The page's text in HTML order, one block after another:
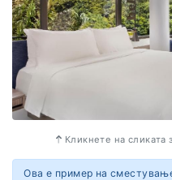
Во цената на излетот
агенција, организиран
план и програма и
јазик).
Кликнете на сликата
Ова е пример на